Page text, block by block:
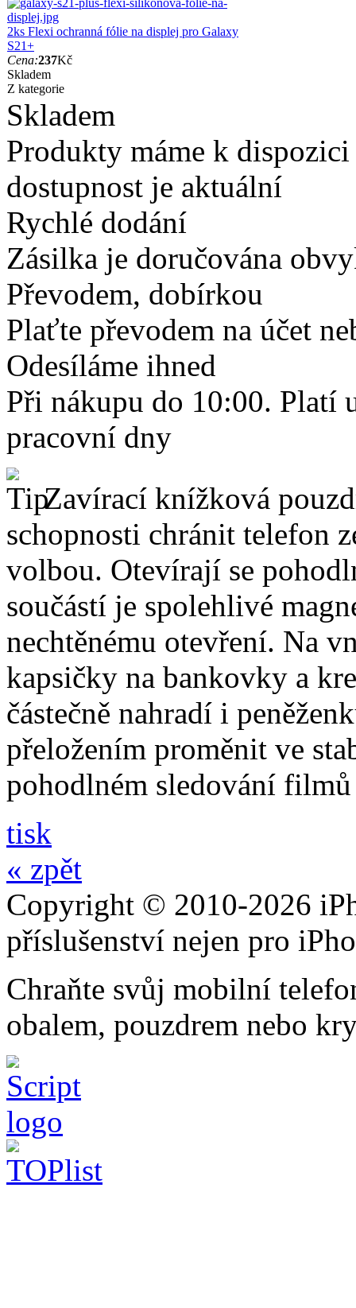
2ks Flexi ochranná fólie na displej pro Galaxy
S21+
Cena:237Kč
Skladem
Z kategorie
Skladem
Produkty máme k
dostupnost je aktuální
Rychlé dodání
Zásilka je doručována
Převodem, dobírkou
Plaťte převodem na účet
Odesíláme ihned
Při nákupu do 10:00. Platí
pracovní dny
Zavírací knížková
schopnosti chránit telefon
volbou. Otevírají se
součástí je spolehlivé
nechtěnému otevření. Na
kapsičky na bankovky a
částečně nahradí i
přeložením proměnit ve
pohodlném sledování
tisk
« zpět
Copyright © 2010-2026
příslušenství nejen pro
Chraňte svůj mobilní
obalem, pouzdrem nebo